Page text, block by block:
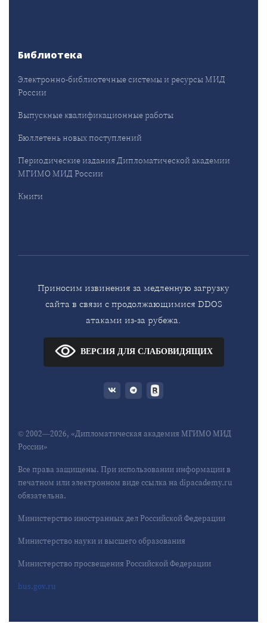
Библиотека
Электронно-библиотечные системы и ресурсы МИД
России
Выпускные квалификационные работы
Бюллетень новых поступлений
Периодические издания Дипломатической академии
МГИМО МИД России
Книги
Приносим извинения за медленную загрузку
сайта в связи с продолжающимися DDOS
атаками из-за рубежа.
ВЕРСИЯ ДЛЯ СЛАБОВИДЯЩИХ
© 2002—2026, «Дипломатическая академия МГИМО МИД
России»
Все права защищены. При использовании информации в
печатном или электронном виде ссылка на dipacademy.ru
обязательна.
Министерство иностранных дел Российской Федерации
Министерство науки и высшего образования
Министерство просвещения Российской Федерации
bus.gov.ru